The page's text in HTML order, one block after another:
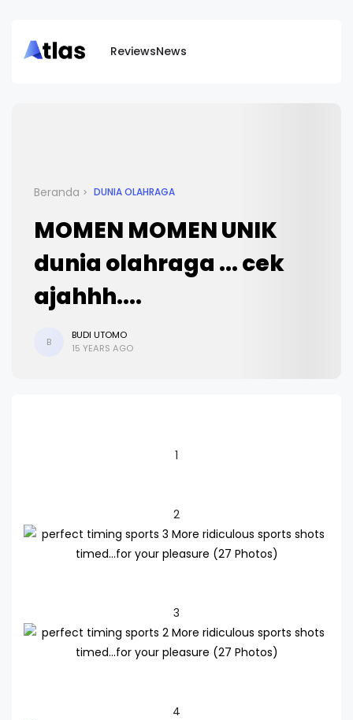
ReviewsNews
Beranda DUNIA OLAHRAGA
MOMEN MOMEN UNIK
dunia olahraga ... cek
ajahhh....
B
BUDI UTOMO
15 YEARS AGO
1
2
3
4